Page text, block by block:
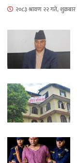
२०८३ श्रावण २२ गते, शुक्रबार